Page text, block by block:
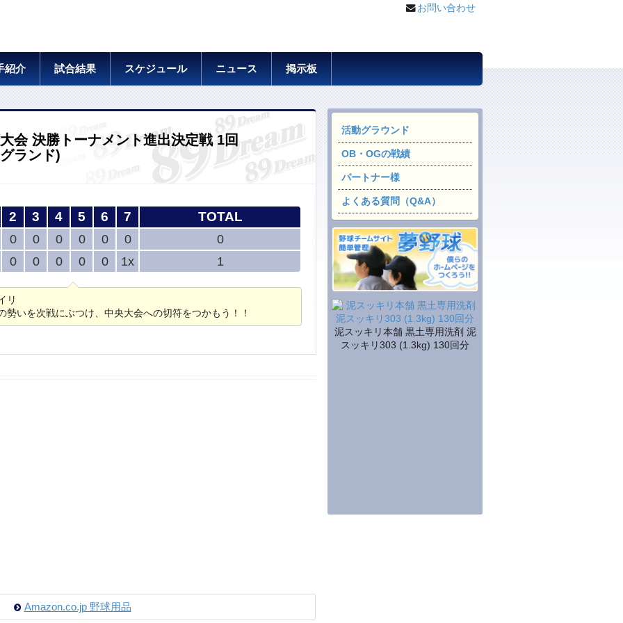
お問い合わせ
紹介 試合結果 スケジュール ニュース 掲示板
活動グラウンド
OB・OGの戦績
パートナー様
よくある質問（Q&A）
泥スッキリ本舗 黒土専用洗剤 泥
スッキリ303 (1.3kg) 130回分
会 決勝トーナメント進出決定戦 1回
ランド)
2 3 4 5 6 7 TOTAL
0 0 0 0 0 0 0
0 0 0 0 0 1x 1
リ
勢いを次戦にぶつけ、中央大会への切符をつかもう！！
Amazon.co.jp 野球用品